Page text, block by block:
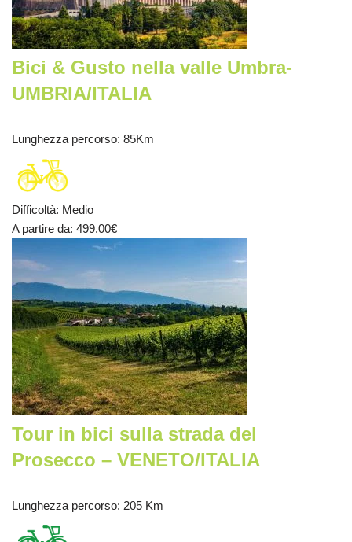
Bici & Gusto nella valle Umbra-
UMBRIA/ITALIA
Lunghezza percorso: 85Km
Difficoltà: Medio
A partire da: 499.00€
Tour in bici sulla strada del
Prosecco – VENETO/ITALIA
Lunghezza percorso: 205 Km